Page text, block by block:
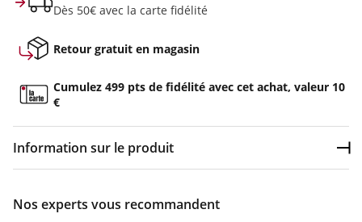
Dès 50€ avec la carte fidélité
Retour gratuit en magasin
Cumulez 499 pts de fidélité avec cet achat, valeur 10
€
Information sur le produit
Nos experts vous recommandent